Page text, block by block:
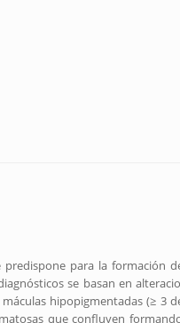
para la formación
se basan en
hipopigmentadas (≥ 3
que confluyen